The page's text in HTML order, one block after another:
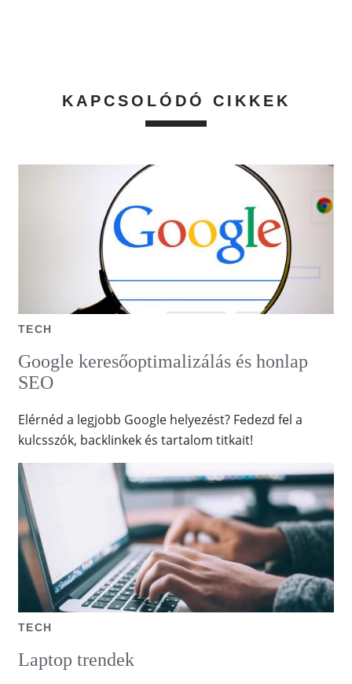
KAPCSOLÓDÓ CIKKEK
TECH
Google keresőoptimalizálás és honlap
SEO
Elérnéd a legjobb Google helyezést? Fedezd fel a
kulcsszók, backlinkek és tartalom titkait!
TECH
Laptop trendek